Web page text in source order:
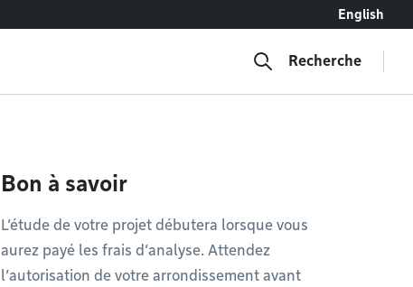
English
Recherche
Bon à savoir
L’étude de votre projet débutera lorsque vous
aurez payé les frais d’analyse. Attendez
l’autorisation de votre arrondissement avant